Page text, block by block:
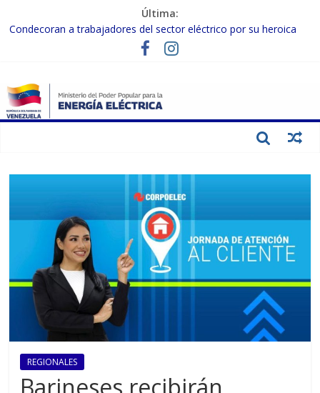
Última:
Condecoran a trabajadores del sector eléctrico por su heroica
labor tras el doble sismo del 24-J
Gobierno Nacional coordina acciones con el sector privado para
Inspeccionan trabajos de rehabilitación en instalaciones del SEN
en Carabobo
Gobierno Nacional activa plan preventivo para fortalecer el SEN
REGIONALES